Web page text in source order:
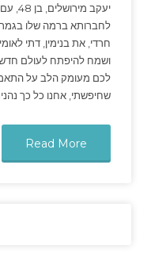
לחברותא ברמה שלו
ושמח להיפתח לעולם
לכם מעומק הלב על
שחיפשתי, אחנו כל כך
Read More